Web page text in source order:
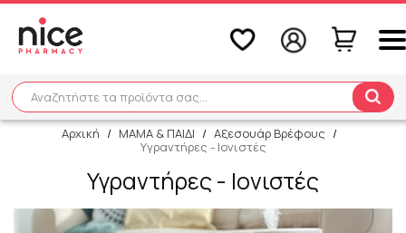
Αναζητήστε τα προϊόντα σας...Αναζήτηση
Αρχική / ΜΑΜΑ & ΠΑΙΔΙ / Αξεσουάρ Βρέφους /
Υγραντήρες - Ιονιστές
Υγραντήρες - Ιονιστές